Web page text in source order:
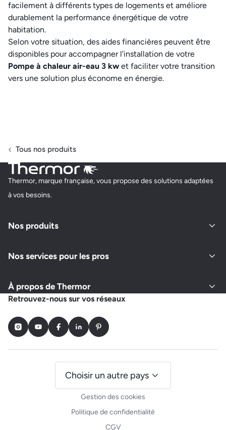
facilement à différents types de logements et améliore
durablement la performance énergétique de votre
habitation.
Selon votre situation, des aides financières peuvent être
disponibles pour accompagner l'installation de votre
Pompe à chaleur air-eau 3 kw et faciliter votre transition
vers une solution plus économe en énergie.
Tous nos produits
Thermor, marque française, vous propose des solutions adaptées
à vos besoins.
Nos produits
Nos services pour les pros
À propos de Thermor
Retrouvez-nous sur vos réseaux
InstagramYoutubeFacebookLinkedInPinterest
Gestion des cookies
Politique de confidentialité
CGV
Choisir un autre pays